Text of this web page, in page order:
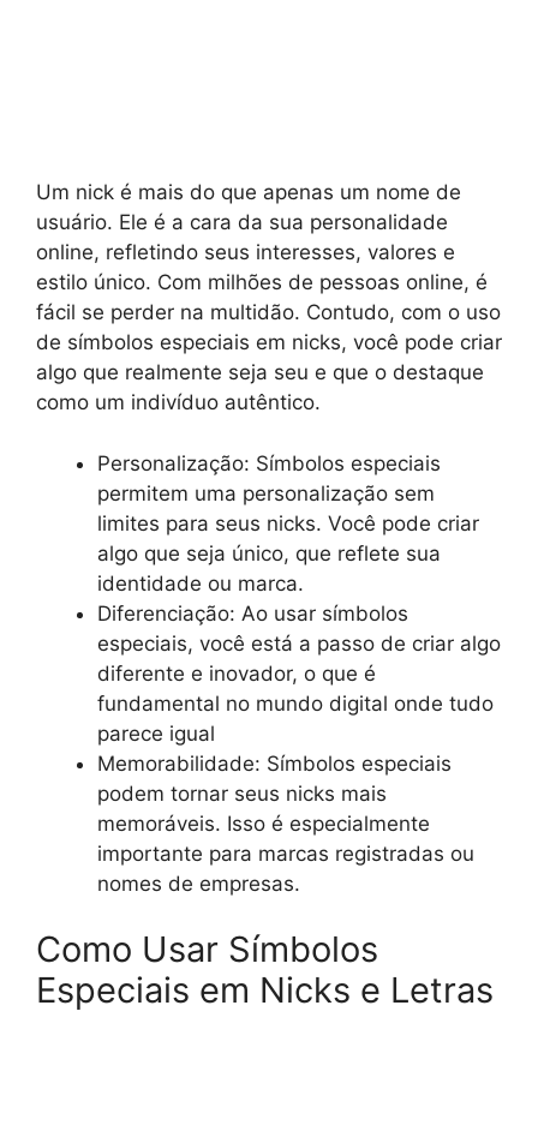
Um nick é mais do que apenas um nome de
usuário. Ele é a cara da sua personalidade
online, refletindo seus interesses, valores e
estilo único. Com milhões de pessoas online, é
fácil se perder na multidão. Contudo, com o uso
de símbolos especiais em nicks, você pode criar
algo que realmente seja seu e que o destaque
como um indivíduo autêntico.
Personalização: Símbolos especiais
permitem uma personalização sem
limites para seus nicks. Você pode criar
algo que seja único, que reflete sua
identidade ou marca.
Diferenciação: Ao usar símbolos
especiais, você está a passo de criar algo
diferente e inovador, o que é
fundamental no mundo digital onde tudo
parece igual
Memorabilidade: Símbolos especiais
podem tornar seus nicks mais
memoráveis. Isso é especialmente
importante para marcas registradas ou
nomes de empresas.
Como Usar Símbolos
Especiais em Nicks e Letras